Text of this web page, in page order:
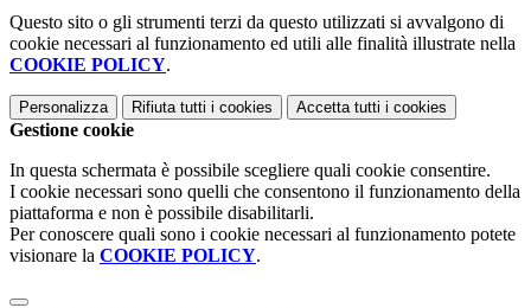
Questo sito o gli strumenti terzi da questo utilizzati si avvalgono di
cookie necessari al funzionamento ed utili alle finalità illustrate nella
COOKIE POLICY.
Personalizza Rifiuta tutti i cookies Accetta tutti i cookies
Gestione cookie
In questa schermata è possibile scegliere quali cookie consentire.
I cookie necessari sono quelli che consentono il funzionamento della
piattaforma e non è possibile disabilitarli.
Per conoscere quali sono i cookie necessari al funzionamento potete
visionare la COOKIE POLICY.